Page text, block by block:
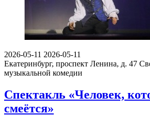
2026-05-11 2026-05-11
Екатеринбург, проспект Ленина, д. 47
музыкальной комедии
Спектакль «Человек,
смеётся»